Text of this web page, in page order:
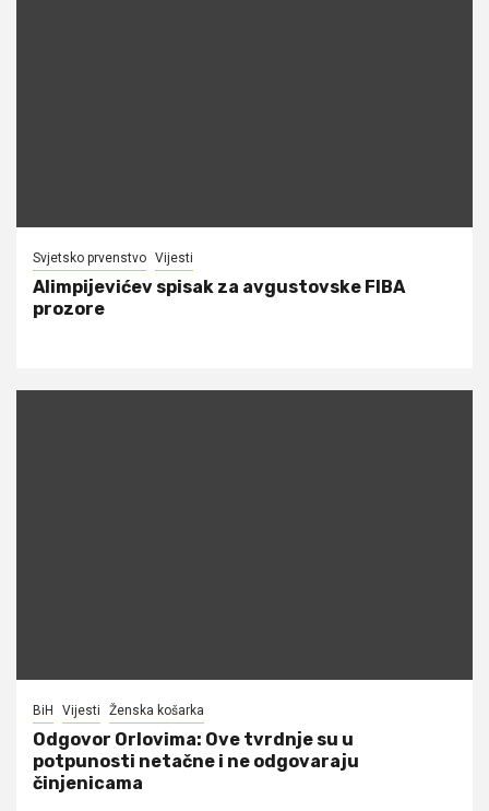
Svjetsko prvenstvo Vijesti
Alimpijevićev spisak za avgustovske FIBA
prozore
BiH Vijesti Ženska košarka
Odgovor Orlovima: ​Ove tvrdnje su u
potpunosti netačne i ne odgovaraju
činjenicama